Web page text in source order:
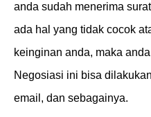
anda sudah menerima
ada hal yang tidak cocok
keinginan anda, maka
Negosiasi ini bisa
email, dan sebagainya.